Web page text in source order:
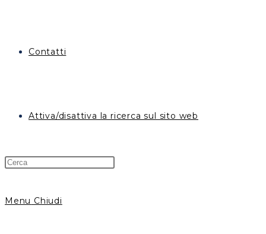
Contatti
Attiva/disattiva la ricerca sul sito web
Menu Chiudi